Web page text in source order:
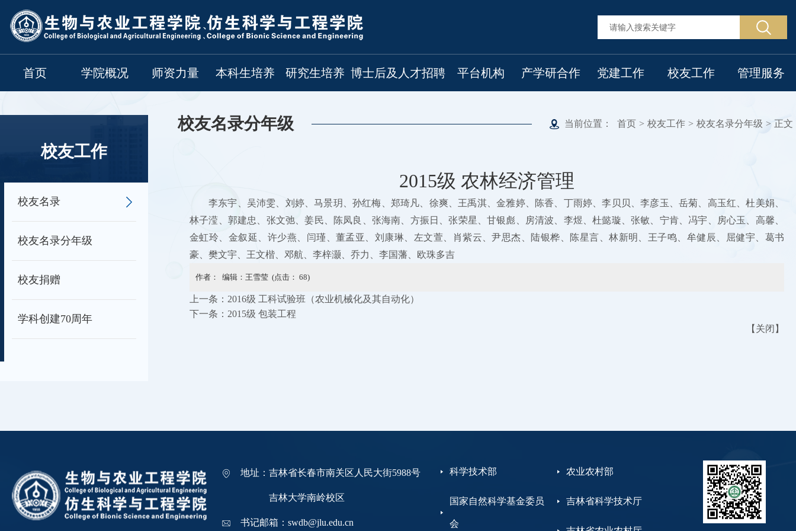
首页 学院概况 师资力量 本科生培养 研究生培养 博士后及人才招聘 平台机构 产学研合作 党建工作 校友工作 管理服务
校友工作
校友名录
校友名录分年级
校友捐赠
学科创建70周年
校友名录分年级 当前位置： 首页 > 校友工作 > 校友名录分年级 > 正文
2015级 农林经济管理
李东宇、吴沛雯、刘婷、马景玥、孙红梅、郑琦凡、徐爽、王禹淇、金雅婷、陈香、丁雨婷、李贝贝、李彦玉、岳菊、高玉红、杜美娟、
林子滢、郭建忠、张文弛、姜民、陈凤良、张海南、方振日、张荣星、甘银彪、房清波、李煜、杜懿璇、张敏、宁肯、冯宇、房心玉、高馨、
金虹玲、金叙延、许少燕、闫瑾、董孟亚、刘康琳、左文萱、肖紫云、尹思杰、陆银桦、陈星言、林新明、王子鸣、牟健辰、屈健宇、葛书
豪、樊文宇、王文楷、邓航、李梓灏、乔力、李国藩、欧珠多吉
作者： 编辑：王雪莹 (点击： 68)
上一条： 2016级 工科试验班（农业机械化及其自动化）
下一条： 2015级 包装工程
【 关闭 】
地址：吉林省长春市南关区人民大街5988号
吉林大学南岭校区
书记邮箱：swdb@jlu.edu.cn
科学技术部 农业农村部
国家自然科学基金委员
会
吉林省科学技术厅